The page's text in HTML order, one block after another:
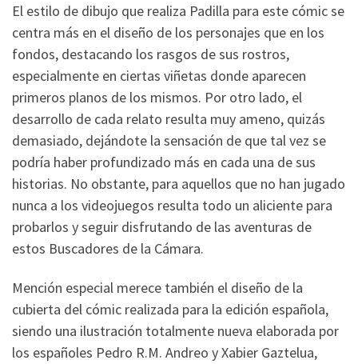
El estilo de dibujo que realiza Padilla para este cómic se
centra más en el diseño de los personajes que en los
fondos, destacando los rasgos de sus rostros,
especialmente en ciertas viñetas donde aparecen
primeros planos de los mismos. Por otro lado, el
desarrollo de cada relato resulta muy ameno, quizás
demasiado, dejándote la sensación de que tal vez se
podría haber profundizado más en cada una de sus
historias. No obstante, para aquellos que no han jugado
nunca a los videojuegos resulta todo un aliciente para
probarlos y seguir disfrutando de las aventuras de
estos Buscadores de la Cámara.
Mención especial merece también el diseño de la
cubierta del cómic realizada para la edición española,
siendo una ilustración totalmente nueva elaborada por
los españoles Pedro R.M. Andreo y Xabier Gaztelua,